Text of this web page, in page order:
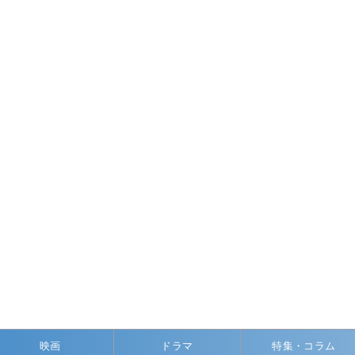
映画 ドラマ 特集・コラム